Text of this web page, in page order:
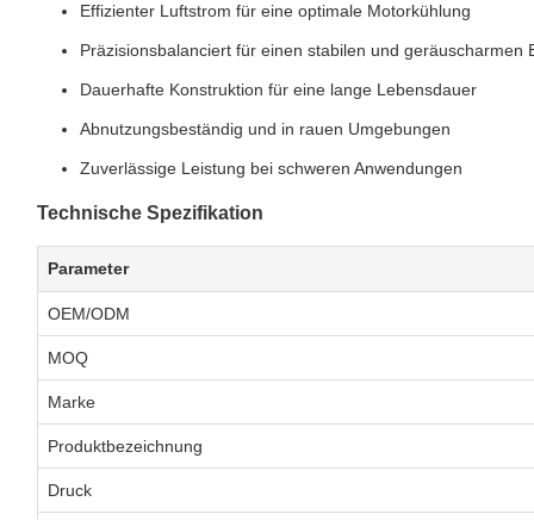
Effizienter Luftstrom für eine optimale Motorkühlung
Präzisionsbalanciert für einen stabilen und geräuscharmen
Dauerhafte Konstruktion für eine lange Lebensdauer
Abnutzungsbeständig und in rauen Umgebungen
Zuverlässige Leistung bei schweren Anwendungen
Technische Spezifikation
Parameter
OEM/ODM
MOQ
Marke
Produktbezeichnung
Druck